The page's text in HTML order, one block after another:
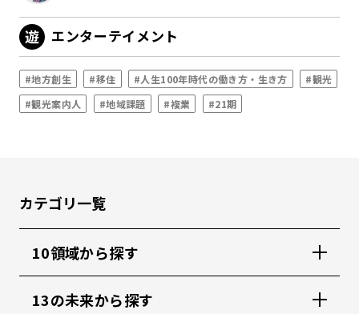
エンターテイメント
#地方創生 #移住 #人生100年時代の働き方・生き方
#観光
#観光案内人
#地域課題 #複業 #21期
カテゴリ一覧
10領域から探す
13の未来から探す